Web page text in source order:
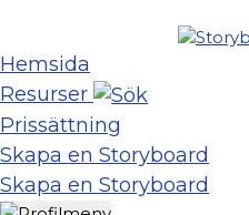
Hemsida
Resurser
Prissättning
Skapa en Storyboard
Skapa en Storyboard